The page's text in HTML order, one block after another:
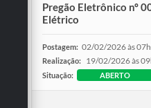
Pregão Eletrônico nº
Elétrico
Postagem: 02/02/2026 às
Realização: 19/02/2026 às
Situação: ABERTO